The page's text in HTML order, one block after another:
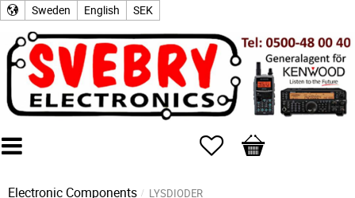
Sweden English SEK
Favorites
Basket
Electronic Components LYSDIODER